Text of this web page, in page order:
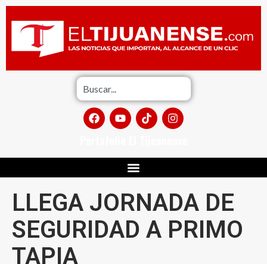
LLEGA JORNADA DE
SEGURIDAD A PRIMO
TAPIA